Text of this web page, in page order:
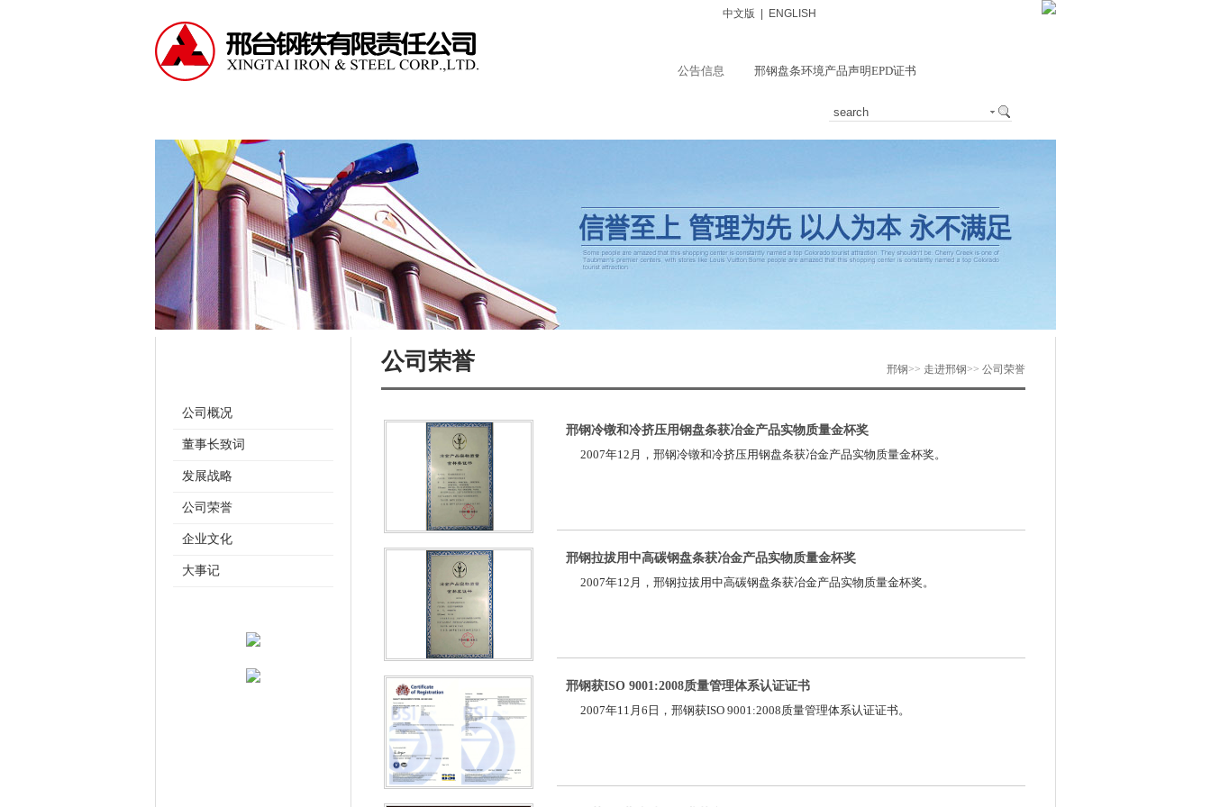
中文版 ENGLISH
公告信息 邢钢盘条环境产品声明EPD证书
公司概况
董事长致词
发展战略
公司荣誉
企业文化
大事记
公司荣誉 邢钢>> 走进邢钢>> 公司荣誉
邢钢冷镦和冷挤压用钢盘条获冶金产品实物质量金杯奖
2007年12月，邢钢冷镦和冷挤压用钢盘条获冶金产品实物质量金杯奖。
邢钢拉拔用中高碳钢盘条获冶金产品实物质量金杯奖
2007年12月，邢钢拉拔用中高碳钢盘条获冶金产品实物质量金杯奖。
邢钢获ISO 9001:2008质量管理体系认证证书
2007年11月6日，邢钢获ISO 9001:2008质量管理体系认证证书。